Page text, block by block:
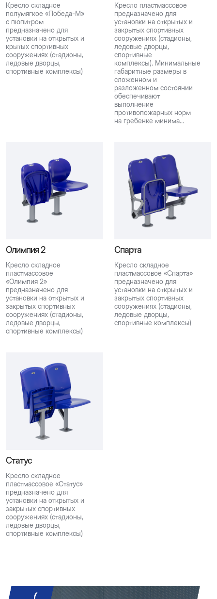
Кресло складное
полумягкое «Победа-М»
с пюпитром
предназначено для
установки на открытых и
крытых спортивных
сооружениях (стадионы,
ледовые дворцы,
спортивные комплексы)
Кресло пластмассовое
предназначено для
установки на открытых и
закрытых спортивных
сооружениях (стадионы,
ледовые дворцы,
спортивные
комплексы). Минимальные
габаритные размеры в
сложенном и
разложенном состоянии
обеспечивают
выполнение
противопожарных норм
на гребенке минима...
Олимпия 2
Кресло складное
пластмассовое
«Олимпия 2»
предназначено для
установки на открытых и
закрытых спортивных
сооружениях (стадионы,
ледовые дворцы,
спортивные комплексы)
Спарта
Кресло складное
пластмассовое «Спарта»
предназначено для
установки на открытых и
закрытых спортивных
сооружениях (стадионы,
ледовые дворцы,
спортивные комплексы)
Статус
Кресло складное
пластмассовое «Статус»
предназначено для
установки на открытых и
закрытых спортивных
сооружениях (стадионы,
ледовые дворцы,
спортивные комплексы)